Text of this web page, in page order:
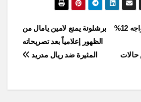
برشلونة يمنع لامين يامال من
الظهور إعلامياً بعد تصريحاته
المثيرة ضد ريال مدريد
الدكتور فلفول: تواجه 12%